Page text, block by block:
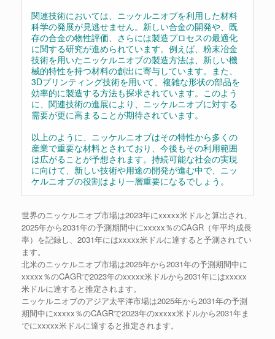
関連技術においては、ニッケルニオブを利用した材料
科学の発展が見逃せません。新しい合金の開発や、既
存の合金の物性評価、さらには製造プロセスの最適化
に関する研究が進められています。例えば、粉末冶金
技術を用いたニッケルニオブの製造方法は、新しい機
械的特性を持つ材料の創出に寄与しています。また、
3Dプリンティング技術を用いて、複雑な形状の部品を
効率的に製造する方法も探求されています。このよう
に、関連技術の進展により、ニッケルニオブに対する
需要が更に高まることが期待されています。
以上のように、ニッケルニオブはその特性から多くの
産業で重要な材料とされており、今後もその利用範囲
は広がることが予想されます。持続可能な社会の実現
に向けて、新しい技術や用途の開発が進む中で、ニッ
ケルニオブの役割はより一層重要になるでしょう。
世界のニッケルニオブ市場は2023年にxxxxx米ドルと算出され、
2025年から2031年の予測期間中にxxxxx％のCAGR（年平均成長
率）を記録し、2031年にはxxxxx米ドルに達すると予測されてい
ます。
北米のニッケルニオブ市場は2025年から2031年の予測期間中に
xxxxx％のCAGRで2023年のxxxxx米ドルから2031年にはxxxxx
米ドルに達すると推定されます。
ニッケルニオブのアジア太平洋市場は2025年から2031年の予測
期間中にxxxxx％のCAGRで2023年のxxxxx米ドルから2031年ま
でにxxxxx米ドルに達すると推定されます。